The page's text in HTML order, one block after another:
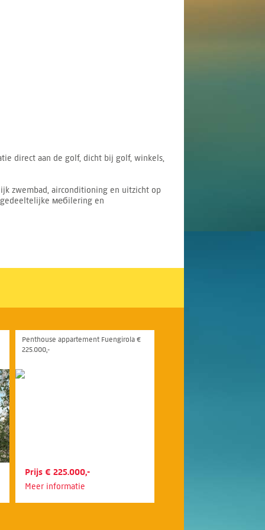
direct aan de golf, dicht bij golf, winkels,
zwembad, airconditioning en uitzicht op
gedeeltelijke мебilering en
Penthouse appartement Fuengirola €
225.000,-
Prijs € 225.000,-
Meer informatie